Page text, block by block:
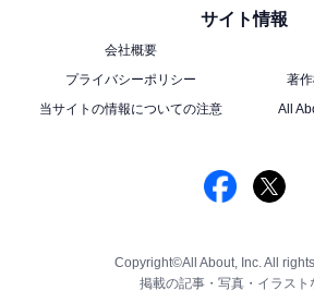
サイト情報
会社概要
プライバシーポリシー
著
当サイトの情報についての注意
All
Copyright©All About, Inc. All
掲載の記事・写真・イラスト